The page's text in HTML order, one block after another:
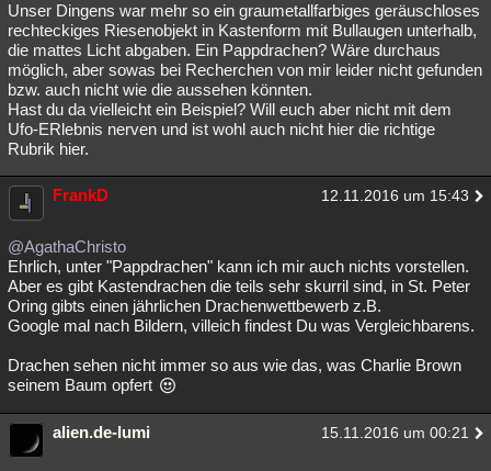
Unser Dingens war mehr so ein graumetallfarbiges geräuschloses
rechteckiges Riesenobjekt in Kastenform mit Bullaugen unterhalb,
die mattes Licht abgaben. Ein Pappdrachen? Wäre durchaus
möglich, aber sowas bei Recherchen von mir leider nicht gefunden
bzw. auch nicht wie die aussehen könnten.
Hast du da vielleicht ein Beispiel? Will euch aber nicht mit dem
Ufo-ERlebnis nerven und ist wohl auch nicht hier die richtige
Rubrik hier.
FrankD 12.11.2016 um 15:43
@AgathaChristo
Ehrlich, unter "Pappdrachen" kann ich mir auch nichts vorstellen.
Aber es gibt Kastendrachen die teils sehr skurril sind, in St. Peter
Oring gibts einen jährlichen Drachenwettbewerb z.B.
Google mal nach Bildern, villeich findest Du was Vergleichbarens.
Drachen sehen nicht immer so aus wie das, was Charlie Brown
seinem Baum opfert
alien.de-lumi 15.11.2016 um 00:21